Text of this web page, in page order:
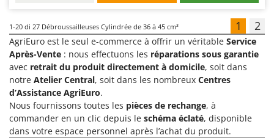
1-20 di 27 Débroussailleuses Cylindrée de 36 à 45 cm³ 1 2
AgriEuro est le seul e-commerce à offrir un véritable Service
Après-Vente : nous effectuons les réparations sous garantie
avec retrait du produit directement à domicile, soit dans
notre Atelier Central, soit dans les nombreux Centres
d’Assistance AgriEuro.
Nous fournissons toutes les pièces de rechange, à
commander en un clic depuis le schéma éclaté, disponible
dans votre espace personnel après l’achat du produit.